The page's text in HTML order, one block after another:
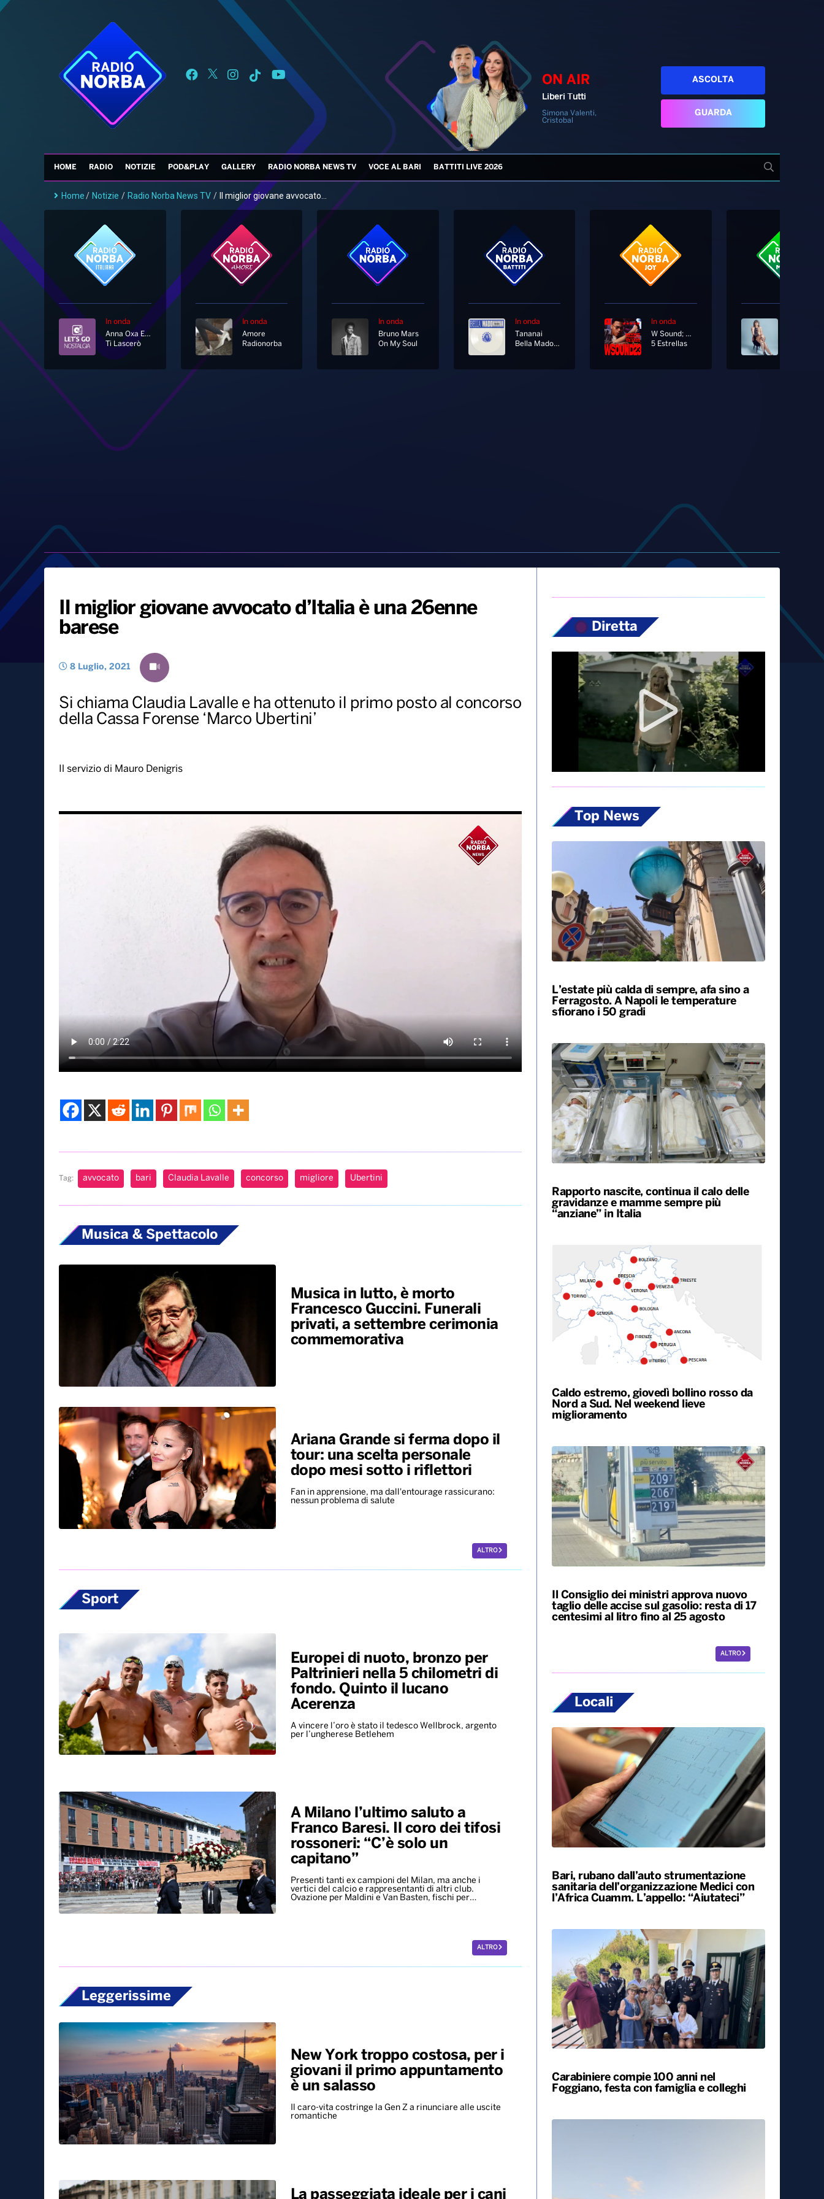
ON AIR
Liberi Tutti
Simona Valenti,
Cristobal
ASCOLTA
GUARDA
HOME RADIO NOTIZIE POD&PLAY GALLERY RADIO NORBA NEWS TV VOCE AL BARI BATTITI LIVE 2026
Home/ Notizie / Radio Norba News TV / Il miglior giovane avvocato...
In onda
Anna Oxa E Fausto Leali
Ti Lascerò
In onda
Amore
Radionorba
In onda
Bruno Mars
On My Soul
In onda
Tananai
Bella Madonnina
In onda
W Sound; Myke Towers; Ovy On The Drums
5 Estrellas
Il miglior giovane avvocato d’Italia è una 26enne
barese
8 Luglio, 2021
Si chiama Claudia Lavalle e ha ottenuto il primo posto al concorso
della Cassa Forense ‘Marco Ubertini’
Il servizio di Mauro Denigris
Tag: avvocato bari Claudia Lavalle concorso migliore Ubertini
Musica & Spettacolo
Musica in lutto, è morto
Francesco Guccini. Funerali
privati, a settembre cerimonia
commemorativa
Ariana Grande si ferma dopo il
tour: una scelta personale
dopo mesi sotto i riflettori
Fan in apprensione, ma dall'entourage rassicurano:
nessun problema di salute
ALTRO
Sport
Europei di nuoto, bronzo per
Paltrinieri nella 5 chilometri di
fondo. Quinto il lucano
Acerenza
A vincere l’oro è stato il tedesco Wellbrock, argento
per l’ungherese Betlehem
A Milano l’ultimo saluto a
Franco Baresi. Il coro dei tifosi
rossoneri: “C’è solo un
capitano”
Presenti tanti ex campioni del Milan, ma anche i
vertici del calcio e rappresentanti di altri club.
Ovazione per Maldini e Van Basten, fischi per…
ALTRO
Leggerissime
New York troppo costosa, per i
giovani il primo appuntamento
è un salasso
Il caro-vita costringe la Gen Z a rinunciare alle uscite
romantiche
La passeggiata ideale per i cani
Diretta
Top News
L’estate più calda di sempre, afa sino a
Ferragosto. A Napoli le temperature
sfiorano i 50 gradi
Rapporto nascite, continua il calo delle
gravidanze e mamme sempre più
“anziane” in Italia
Caldo estremo, giovedì bollino rosso da
Nord a Sud. Nel weekend lieve
miglioramento
Il Consiglio dei ministri approva nuovo
taglio delle accise sul gasolio: resta di 17
centesimi al litro fino al 25 agosto
ALTRO
Locali
Bari, rubano dall’auto strumentazione
sanitaria dell’organizzazione Medici con
l’Africa Cuamm. L’appello: “Aiutateci”
Carabiniere compie 100 anni nel
Foggiano, festa con famiglia e colleghi